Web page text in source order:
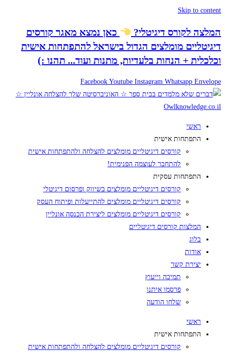
Skip to content
המלצה לקורס דיגיטלי? כאן נמצא מאגר קורסים
דיגיטליים מומלצים הגדול בישראל להתפתחות אישית
וכלכלית + הנחות בלעדיות, מתנות ועוד... תהנו :)
Facebook Youtube Instagram Whatsapp Envelope
ראשי
התפתחות אישית
קורסים דיגיטליים מומלצים להצלחה ולהתפתחות אישית
להתחבר לעוצמה הפנימית!
התפתחות עסקית
קורסים דיגיטליים מומלצים בשיווק ופרסום דיגיטלי
קורסים דיגיטליים מומלצים להתייעלות ופיתוח העסק
קורסים דיגיטליים מומלצים ליצירת הכנסה אונליין
המלצות קורסים דיגיטליים
בלוג
אודות
יצירת קשר
תמיכה וייעוץ
פרסמו איתנו
שלחו הודעה
ראשי
התפתחות אישית
קורסים דיגיטליים מומלצים להצלחה ולהתפתחות אישית